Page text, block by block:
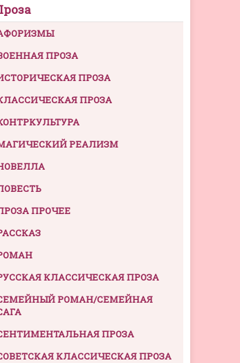
ПРОЗА
ПРОЗА
ПРОЗА
РЕАЛИЗМ
ПРОЧЕЕ
КЛАССИЧЕСКАЯ ПРОЗА
РОМАН/СЕМЕЙНАЯ
ПРОЗА
КЛАССИЧЕСКАЯ ПРОЗА